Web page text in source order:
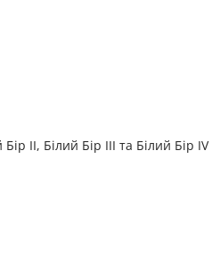
II, Білий Бір III та Білий Бір IV